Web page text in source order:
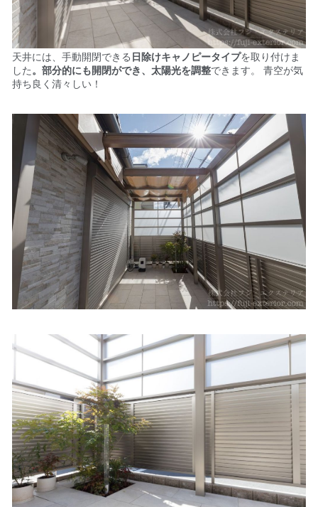
天井には、手動開閉できる 日除けキャノピータイプを取り付けま
した。部分的にも開閉ができ、太陽光を調整できます。青空が気
持ち良く清々しい！